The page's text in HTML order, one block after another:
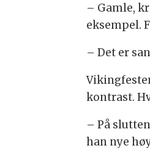
– Gamle,
eksempel.
– Det er
kontrast.
– På
han nye